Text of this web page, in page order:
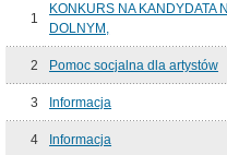
1
KONKURS NA KANDYDATA
DOLNYM,
2 Pomoc socjalna dla artystów
3 Informacja
4 Informacja